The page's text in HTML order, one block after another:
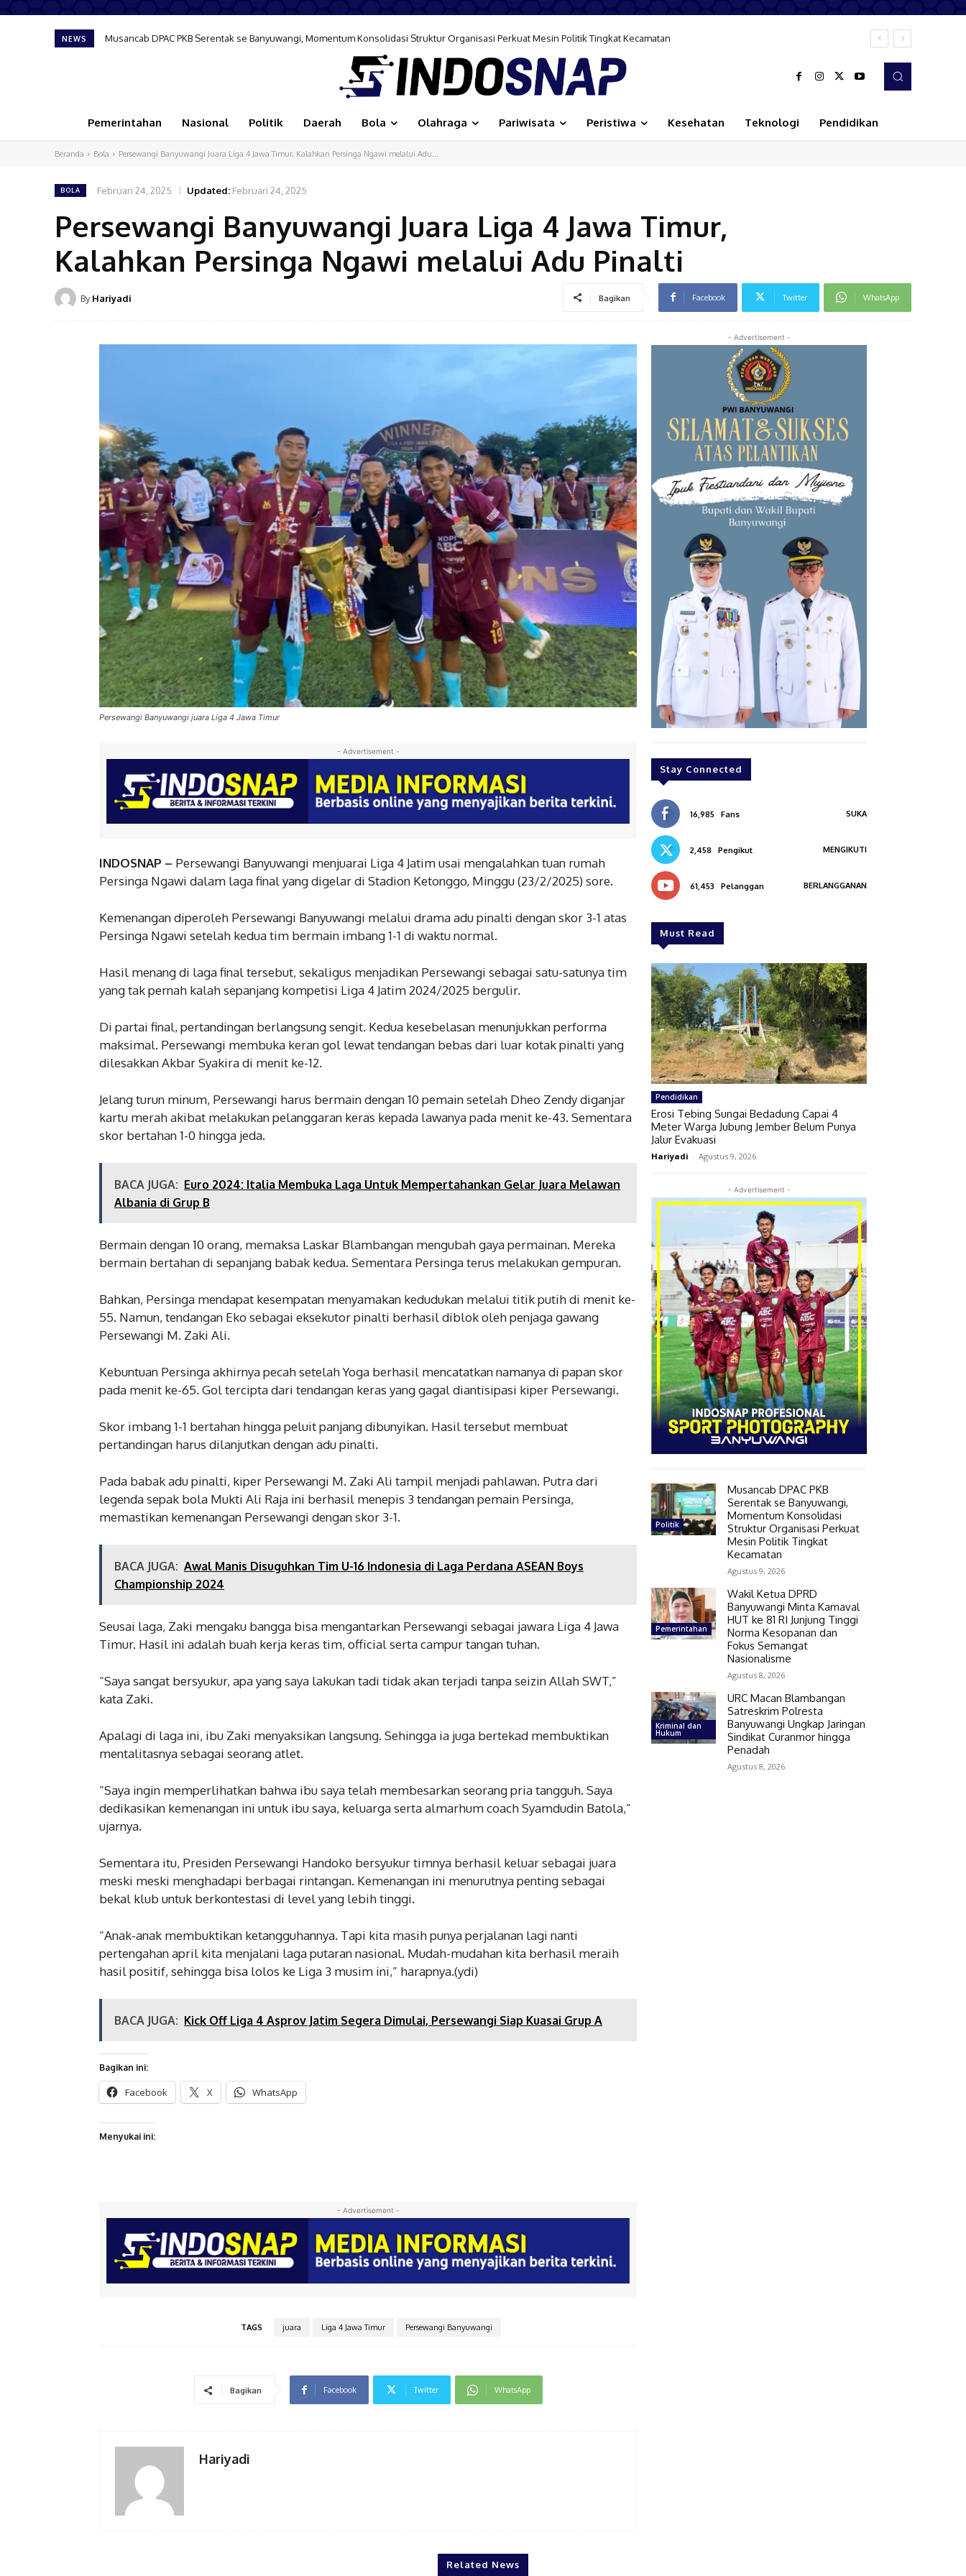
NEWS Musancab DPAC PKB Serentak se Banyuwangi, Momentum Konsolidasi Struktur Organisasi Perkuat Mesin Politik Tingkat Kecamatan
Wakil Ketua DPRD Banyuwangi Minta Karnaval HUT ke 81 RI Junjung Tinggi Norma Kesopanan dan Fokus Semangat Nasionalisme
Pemerintahan Nasional Politik Daerah Bola Olahraga Pariwisata Peristiwa Kesehatan Teknologi Pendidikan
Beranda Bola Persewangi Banyuwangi Juara Liga 4 Jawa Timur, Kalahkan Persinga Ngawi melalui Adu...
BOLA Februari 24, 2025 Updated: Februari 24, 2025
Persewangi Banyuwangi Juara Liga 4 Jawa Timur,
Kalahkan Persinga Ngawi melalui Adu Pinalti
By Hariyadi Bagikan Facebook Twitter WhatsApp
Persewangi Banyuwangi juara Liga 4 Jawa Timur
- Advertisement -
INDOSNAP – Persewangi Banyuwangi menjuarai Liga 4 Jatim usai mengalahkan tuan rumah
Persinga Ngawi dalam laga final yang digelar di Stadion Ketonggo, Minggu (23/2/2025) sore.
Kemenangan diperoleh Persewangi Banyuwangi melalui drama adu pinalti dengan skor 3-1 atas
Persinga Ngawi setelah kedua tim bermain imbang 1-1 di waktu normal.
Hasil menang di laga final tersebut, sekaligus menjadikan Persewangi sebagai satu-satunya tim
yang tak pernah kalah sepanjang kompetisi Liga 4 Jatim 2024/2025 bergulir.
Di partai final, pertandingan berlangsung sengit. Kedua kesebelasan menunjukkan performa
maksimal. Persewangi membuka keran gol lewat tendangan bebas dari luar kotak pinalti yang
dilesakkan Akbar Syakira di menit ke-12.
Jelang turun minum, Persewangi harus bermain dengan 10 pemain setelah Dheo Zendy diganjar
kartu merah akibat melakukan pelanggaran keras kepada lawanya pada menit ke-43. Sementara
skor bertahan 1-0 hingga jeda.
BACA JUGA: Euro 2024: Italia Membuka Laga Untuk Mempertahankan Gelar Juara Melawan
Albania di Grup B
Bermain dengan 10 orang, memaksa Laskar Blambangan mengubah gaya permainan. Mereka
bermain bertahan di sepanjang babak kedua. Sementara Persinga terus melakukan gempuran.
Bahkan, Persinga mendapat kesempatan menyamakan kedudukan melalui titik putih di menit ke-
55. Namun, tendangan Eko sebagai eksekutor pinalti berhasil diblok oleh penjaga gawang
Persewangi M. Zaki Ali.
Kebuntuan Persinga akhirnya pecah setelah Yoga berhasil mencatatkan namanya di papan skor
pada menit ke-65. Gol tercipta dari tendangan keras yang gagal diantisipasi kiper Persewangi.
Skor imbang 1-1 bertahan hingga peluit panjang dibunyikan. Hasil tersebut membuat
pertandingan harus dilanjutkan dengan adu pinalti.
Pada babak adu pinalti, kiper Persewangi M. Zaki Ali tampil menjadi pahlawan. Putra dari
legenda sepak bola Mukti Ali Raja ini berhasil menepis 3 tendangan pemain Persinga,
memastikan kemenangan Persewangi dengan skor 3-1.
BACA JUGA: Awal Manis Disuguhkan Tim U-16 Indonesia di Laga Perdana ASEAN Boys
Championship 2024
Seusai laga, Zaki mengaku bangga bisa mengantarkan Persewangi sebagai jawara Liga 4 Jawa
Timur. Hasil ini adalah buah kerja keras tim, official serta campur tangan tuhan.
“Saya sangat bersyukur, apa yang saya lakukan tadi tidak akan terjadi tanpa seizin Allah SWT,”
kata Zaki.
Apalagi di laga ini, ibu Zaki menyaksikan langsung. Sehingga ia juga bertekad membuktikan
mentalitasnya sebagai seorang atlet.
“Saya ingin memperlihatkan bahwa ibu saya telah membesarkan seorang pria tangguh. Saya
dedikasikan kemenangan ini untuk ibu saya, keluarga serta almarhum coach Syamdudin Batola,”
ujarnya.
Sementara itu, Presiden Persewangi Handoko bersyukur timnya berhasil keluar sebagai juara
meski meski menghadapi berbagai rintangan. Kemenangan ini menurutnya penting sebagai
bekal klub untuk berkontestasi di level yang lebih tinggi.
“Anak-anak membuktikan ketangguhannya. Tapi kita masih punya perjalanan lagi nanti
pertengahan april kita menjalani laga putaran nasional. Mudah-mudahan kita berhasil meraih
hasil positif, sehingga bisa lolos ke Liga 3 musim ini,” harapnya.(ydi)
BACA JUGA: Kick Off Liga 4 Asprov Jatim Segera Dimulai, Persewangi Siap Kuasai Grup A
Bagikan ini:
Facebook X WhatsApp
Menyukai ini:
- Advertisement -
TAGS juara Liga 4 Jawa Timur Persewangi Banyuwangi
Bagikan Facebook Twitter WhatsApp
Hariyadi
- Advertisement -
Stay Connected
16,985 Fans SUKA
2,458 Pengikut MENGIKUTI
61,453 Pelanggan BERLANGGANAN
Must Read
Pendidikan
Erosi Tebing Sungai Bedadung Capai 4
Meter Warga Jubung Jember Belum Punya
Jalur Evakuasi
Hariyadi - Agustus 9, 2026
- Advertisement -
Politik
Musancab DPAC PKB
Serentak se Banyuwangi,
Momentum Konsolidasi
Struktur Organisasi Perkuat
Mesin Politik Tingkat
Kecamatan
Agustus 9, 2026
Pemerintahan
Wakil Ketua DPRD
Banyuwangi Minta Karnaval
HUT ke 81 RI Junjung Tinggi
Norma Kesopanan dan
Fokus Semangat
Nasionalisme
Agustus 8, 2026
Kriminal dan
Hukum
URC Macan Blambangan
Satreskrim Polresta
Banyuwangi Ungkap Jaringan
Sindikat Curanmor hingga
Penadah
Agustus 8, 2026
Related News